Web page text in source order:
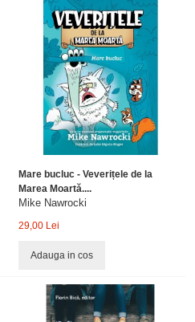
Mare bucluc - Veverițele de la
Marea Moartă....
Mike Nawrocki
29,00 Lei
Adauga in cos